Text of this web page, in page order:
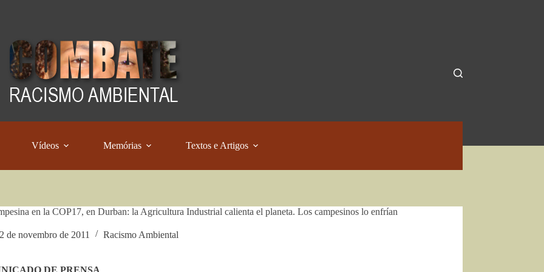
Vídeos Memórias Textos e Artigos
en la COP17, en Durban: la Agricultura Industrial calienta el planeta. Los campesinos lo enfrían
de novembro de 2011 Racismo Ambiental
DE PRENSA